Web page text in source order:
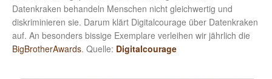
Datenkraken behandeln Menschen nicht gleichwertig und
diskriminieren sie. Darum klärt Digitalcourage über Datenkraken
auf. An besonders bissige Exemplare verleihen wir jährlich die
BigBrotherAwards. Quelle: Digitalcourage